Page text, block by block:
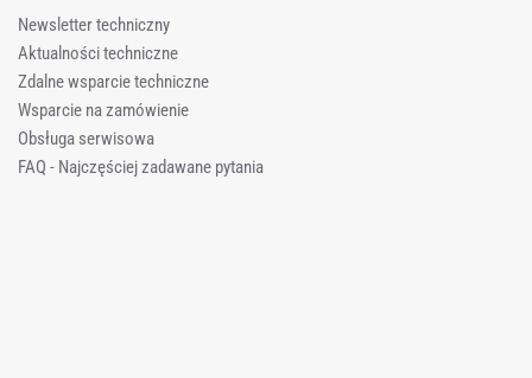
Newsletter techniczny
Aktualności techniczne
Zdalne wsparcie techniczne
Wsparcie na zamówienie
Obsługa serwisowa
FAQ - Najczęściej zadawane pytania